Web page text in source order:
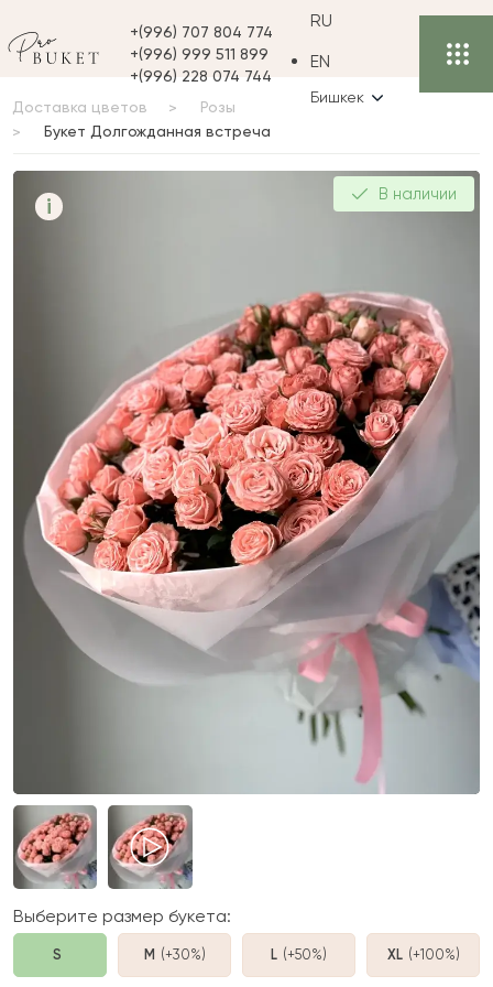
+(996) 707 804 774
+(996) 999 511 899
+(996) 228 074 744
RU
EN
Бишкек
Доставка цветов
Розы
Букет Долгожданная встреча
i
Долгожданная
В наличии
Выберите размер букета:
S M (+30%) L (+50%) XL (+100%)